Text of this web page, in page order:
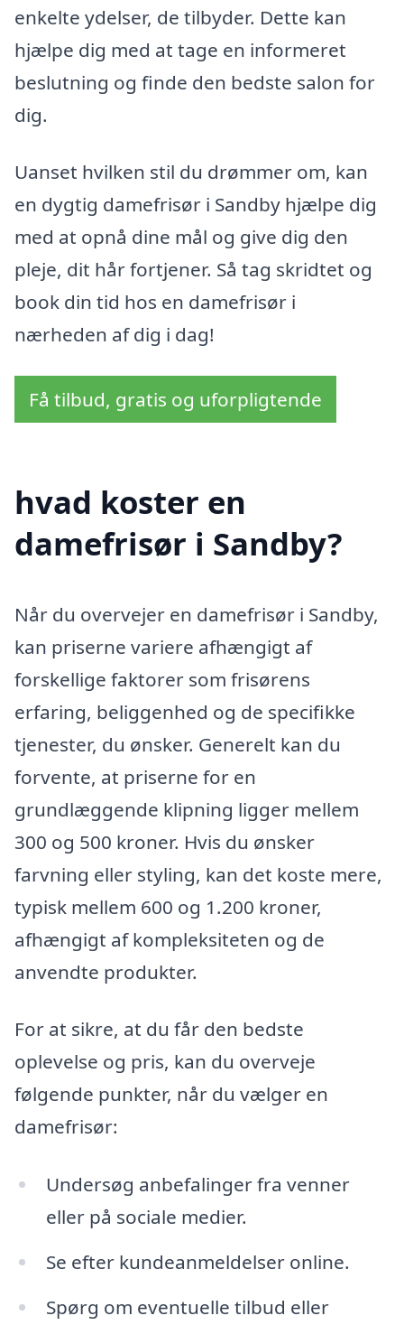
enkelte ydelser, de tilbyder. Dette kan
hjælpe dig med at tage en informeret
beslutning og finde den bedste salon for
dig.
Uanset hvilken stil du drømmer om, kan
en dygtig damefrisør i Sandby hjælpe dig
med at opnå dine mål og give dig den
pleje, dit hår fortjener. Så tag skridtet og
book din tid hos en damefrisør i
nærheden af dig i dag!
Få tilbud, gratis og uforpligtende
hvad koster en
damefrisør i Sandby?
Når du overvejer en damefrisør i Sandby,
kan priserne variere afhængigt af
forskellige faktorer som frisørens
erfaring, beliggenhed og de specifikke
tjenester, du ønsker. Generelt kan du
forvente, at priserne for en
grundlæggende klipning ligger mellem
300 og 500 kroner. Hvis du ønsker
farvning eller styling, kan det koste mere,
typisk mellem 600 og 1.200 kroner,
afhængigt af kompleksiteten og de
anvendte produkter.
For at sikre, at du får den bedste
oplevelse og pris, kan du overveje
følgende punkter, når du vælger en
damefrisør:
Undersøg anbefalinger fra venner
eller på sociale medier.
Se efter kundeanmeldelser online.
Spørg om eventuelle tilbud eller